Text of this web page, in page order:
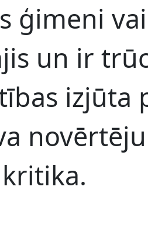
ģimeni
un ir
izjūta